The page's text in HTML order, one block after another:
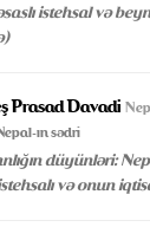
istehsal və
Prasad Davadi
ın sədri
düyünləri:
və onun